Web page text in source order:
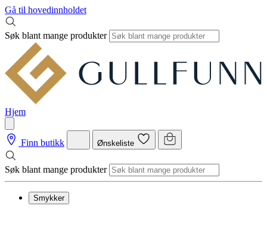
Gå til hovedinnholdet
Søk blant mange produkter
Hjem
Finn butikk Ønskeliste
Søk blant mange produkter
Smykker